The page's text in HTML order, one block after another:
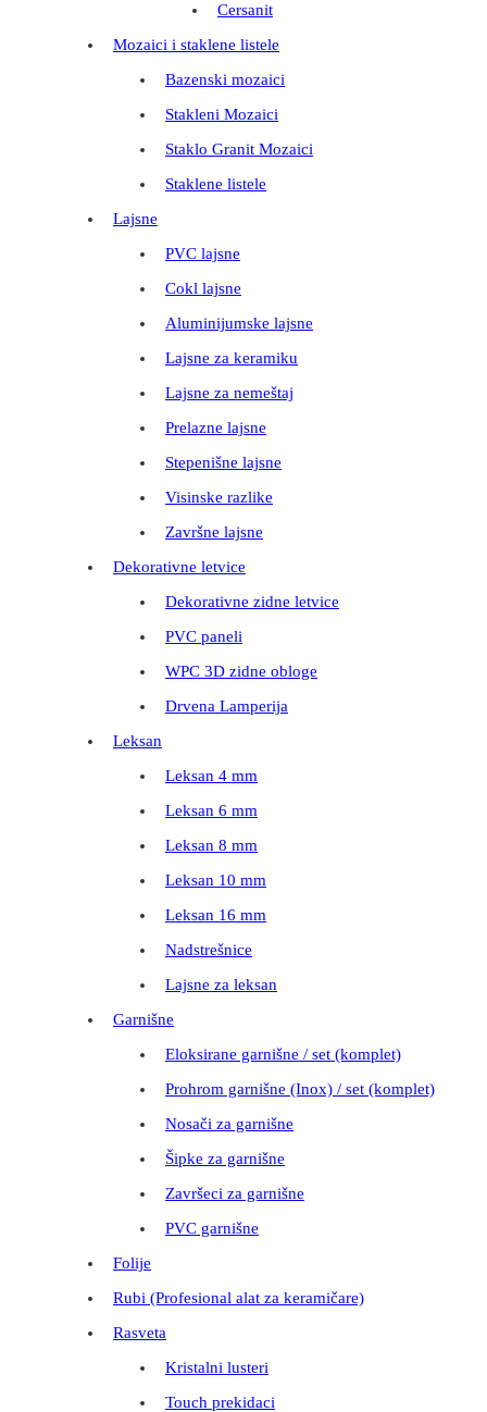
Cersanit
Mozaici i staklene listele
Bazenski mozaici
Stakleni Mozaici
Staklo Granit Mozaici
Staklene listele
Lajsne
PVC lajsne
Cokl lajsne
Aluminijumske lajsne
Lajsne za keramiku
Lajsne za nemeštaj
Prelazne lajsne
Stepenišne lajsne
Visinske razlike
Završne lajsne
Dekorativne letvice
Dekorativne zidne letvice
PVC paneli
WPC 3D zidne obloge
Drvena Lamperija
Leksan
Leksan 4 mm
Leksan 6 mm
Leksan 8 mm
Leksan 10 mm
Leksan 16 mm
Nadstrešnice
Lajsne za leksan
Garnišne
Eloksirane garnišne / set (komplet)
Prohrom garnišne (Inox) / set (komplet)
Nosači za garnišne
Šipke za garnišne
Završeci za garnišne
PVC garnišne
Folije
Rubi (Profesional alat za keramičare)
Rasveta
Kristalni lusteri
Touch prekidaci